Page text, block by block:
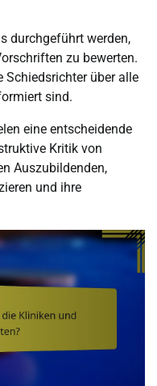
durchgeführt werden,
zu bewerten.
Schiedsrichter über alle
sind.
eine entscheidende
Kritik von
Auszubildenden,
und ihre